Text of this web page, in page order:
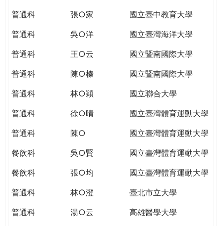
WAGOR
TODAY
THE
WORLD
PUTTING
YOU
THE
CITIZENSHIP
普通科
張○家
國立臺中教育大學
普通科
吳○洋
國立臺灣海洋大學
普通科
王○云
國立暨南國際大學
普通科
陳○榛
國立暨南國際大學
普通科
林○穎
國立聯合大學
普通科
徐○晴
國立臺灣體育運動大學
普通科
陳○
國立臺灣體育運動大學
餐飲科
吳○賢
國立臺灣體育運動大學
餐飲科
張○均
國立臺灣體育運動大學
普通科
林○澄
臺北市立大學
普通科
湯○云
高雄醫學大學